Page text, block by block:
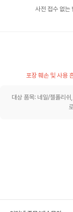
사전 접수 없는
포장 훼손 및 사용
대상 품목: 네일/젤폴리쉬